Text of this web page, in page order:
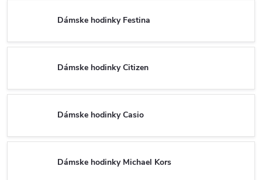
Dámske hodinky Festina
Dámske hodinky Citizen
Dámske hodinky Casio
Dámske hodinky Michael Kors